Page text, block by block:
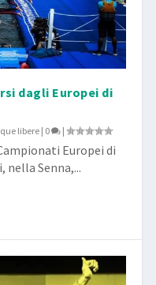
dagli Europei di
libere| 0 |
Europei di
nella Senna,...